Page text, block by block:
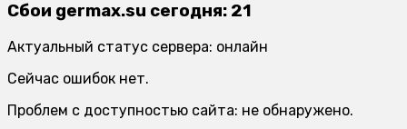
Сбои germax.su сегодня: 21
Актуальный статус сервера: онлайн
Сейчас ошибок нет.
Проблем с доступностью сайта: не обнаружено.